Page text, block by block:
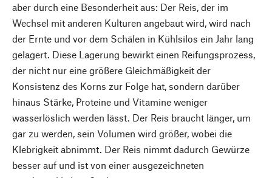
aber durch eine Besonderheit aus: Der Reis, der im
Wechsel mit anderen Kulturen angebaut wird, wird nach
der Ernte und vor dem Schälen in Kühlsilos ein Jahr lang
gelagert. Diese Lagerung bewirkt einen Reifungsprozess,
der nicht nur eine größere Gleichmäßigkeit der
Konsistenz des Korns zur Folge hat, sondern darüber
hinaus Stärke, Proteine und Vitamine weniger
wasserlöslich werden lässt. Der Reis braucht länger, um
gar zu werden, sein Volumen wird größer, wobei die
Klebrigkeit abnimmt. Der Reis nimmt dadurch Gewürze
besser auf und ist von einer ausgezeichneten